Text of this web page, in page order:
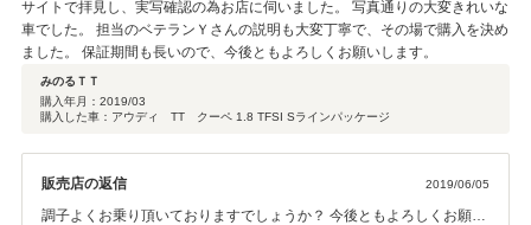
サイトで拝見し、実写確認の為お店に伺いました。 写真通りの大変きれいな
車でした。 担当のベテランＹさんの説明も大変丁寧で、その場で購入を決め
ました。 保証期間も長いので、今後ともよろしくお願いします。
みのるＴＴ
購入年月： 2019/03
購入した車：アウディ TT クーペ 1.8 TFSI Sラインパッケージ
販売店の返信 2019/06/05
調子よくお乗り頂いておりますでしょうか？ 今後ともよろしくお願い